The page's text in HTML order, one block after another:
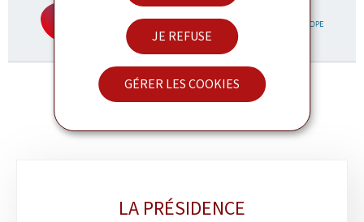
JE REFUSE
GÉRER LES COOKIES
LA PRÉSIDENCE